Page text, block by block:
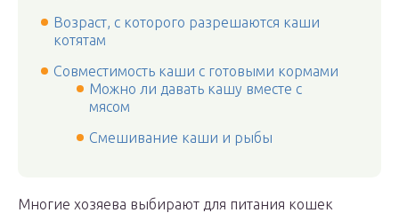
Возраст, с которого разрешаются каши
котятам
Совместимость каши с готовыми кормами
Можно ли давать кашу вместе с
мясом
Смешивание каши и рыбы
Многие хозяева выбирают для питания кошек